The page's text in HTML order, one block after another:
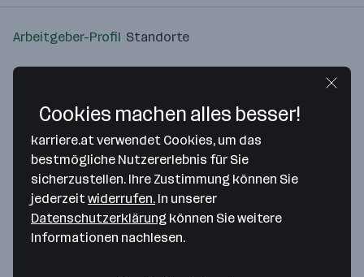
Arbeitgeber-Profil Standorte
Standort
Bitte stimme unseren Cookie-
Richtlinien zu, um diese Karte
anzuzeigen.
Zustimmung geben
Cookies machen alles besser!
karriere.at verwendet Cookies, um das
bestmögliche Nutzererlebnis für Sie
sicherzustellen. Ihre Zustimmung können Sie
jederzeitwiderrufen. In unserer
Datenschutzerklärung können Sie weitere
Informationen nachlesen.